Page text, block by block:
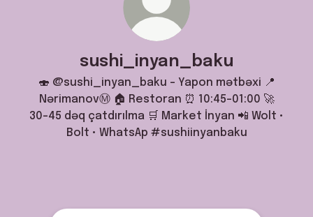
sushi_inyan_baku
🍣 @sushi_inyan_baku - Yapon mətbəxi 📍
NərimanovⓂ️ 🏠 Restoran ⏰ 10:45–01:00 🚀
30–45 dəq çatdırılma 🛒 Market İnyan 📲 Wolt •
Bolt • WhatsAp #sushiinyanbaku